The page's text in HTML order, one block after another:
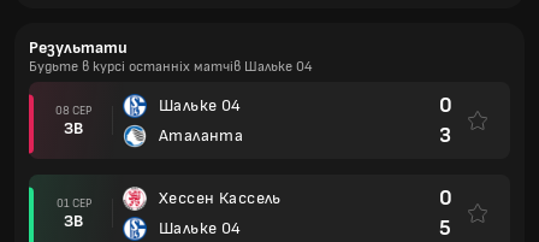
Результати
Будьте в курсі останніх матчів Шальке 04
08 СЕР
ЗВ
Шальке 04
Аталанта
0
3
01 СЕР
ЗВ
Хессен Кассель
Шальке 04
0
5